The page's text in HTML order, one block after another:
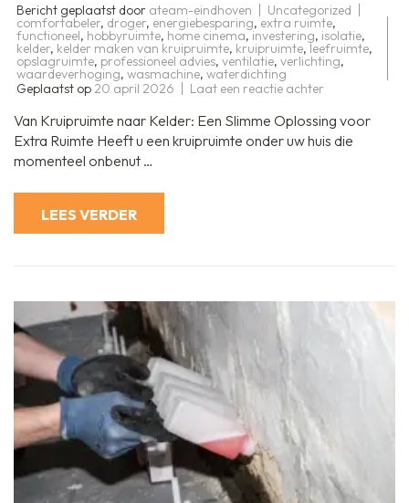
Bericht geplaatst door ateam-eindhoven Uncategorized
comfortabeler, droger, energiebesparing, extra ruimte,
functioneel, hobbyruimte, home cinema,investering, isolatie,
kelder, kelder maken van kruipruimte, kruipruimte,leefruimte,
opslagruimte, professioneel advies, ventilatie, verlichting,
waardeverhoging, wasmachine, waterdichting
Geplaatst op 20 april 2026 Laat een reactie achter
naar
Kelder:
Hoe
Van Kruipruimte naar Kelder: Een Slimme Oplossing voor
Extra Ruimte Heeft u een kruipruimte onder uw huis die
momenteel onbenut …
LEES VERDER